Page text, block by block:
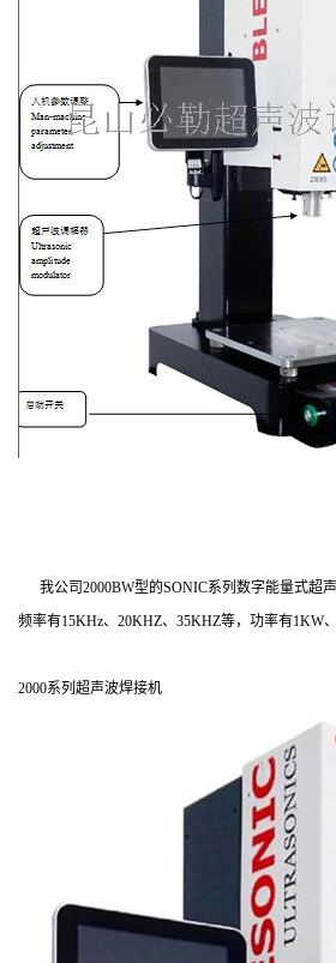
我公司2000BW型的SONIC系列数字能量式超
频率有15KHz、20KHZ、35KHZ等，功率有1KW
2000系列超声波焊接机